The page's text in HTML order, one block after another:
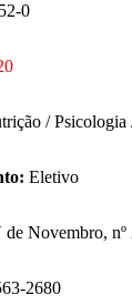
0
/ Psicologia
Eletivo
Novembro, nº
2680